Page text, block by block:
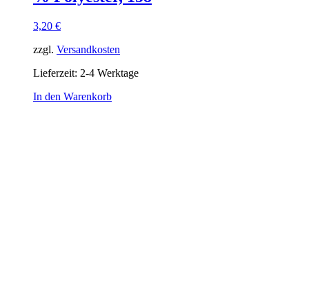
3,20 €
zzgl. Versandkosten
Lieferzeit: 2-4 Werktage
In den Warenkorb